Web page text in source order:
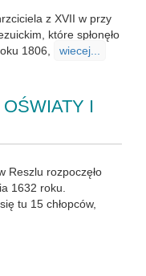
z XVII w przy
które spłonęło
1806,
wiecej...
I
Reszlu rozpoczęło
1632 roku.
tu 15 chłopców,